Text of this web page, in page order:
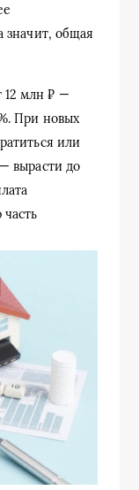
значит, общая
12 млн ₽ —
При новых
или
вырасти до